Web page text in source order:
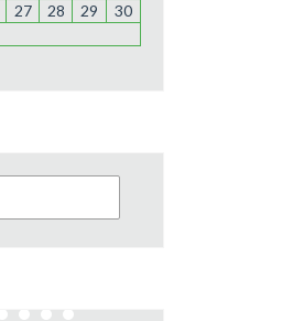
27 28 29
30